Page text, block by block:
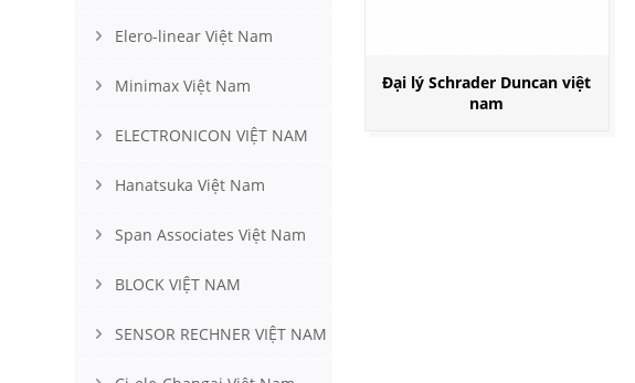
Elero-linear Việt Nam
Minimax Việt Nam
ELECTRONICON VIỆT NAM
Hanatsuka Việt Nam
Span Associates Việt Nam
BLOCK VIỆT NAM
SENSOR RECHNER VIỆT NAM
Đại lý Schrader Duncan việt
nam